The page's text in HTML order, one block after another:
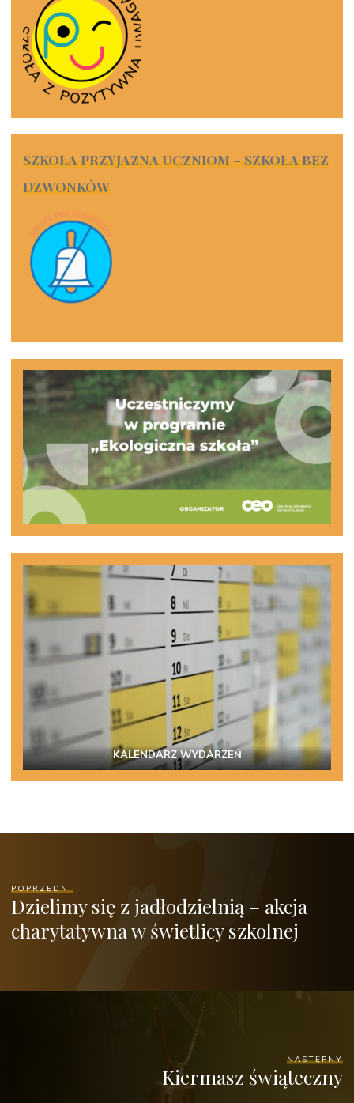
SZKOŁA PRZYJAZNA UCZNIOM – SZKOŁA BEZ
DZWONKÓW
KALENDARZ WYDARZEŃ
POPRZEDNI
Dzielimy się z jadłodzielnią – akcja
charytatywna w świetlicy szkolnej
NASTĘPNY
Kiermasz świąteczny